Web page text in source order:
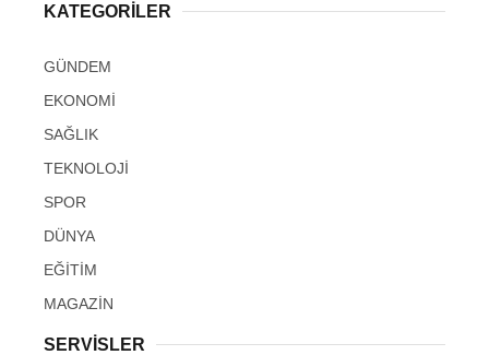
KATEGORİLER
GÜNDEM
EKONOMİ
SAĞLIK
TEKNOLOJİ
SPOR
DÜNYA
EĞİTİM
MAGAZİN
SERVİSLER